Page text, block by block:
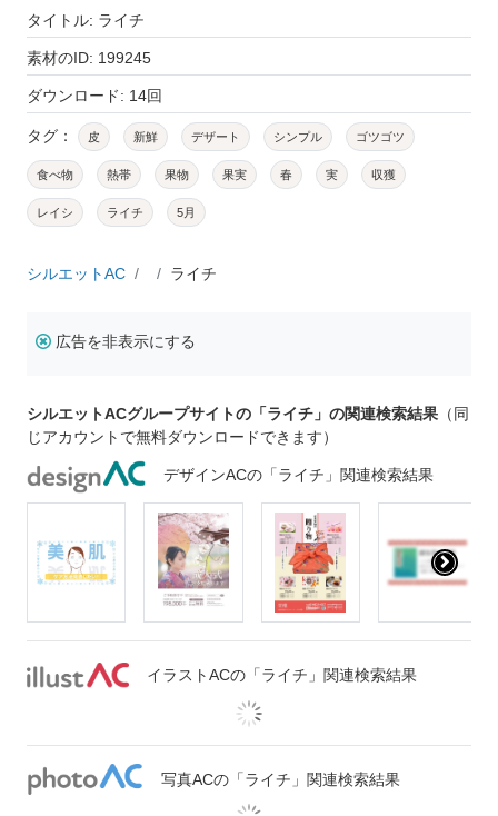
タイトル: ライチ
素材のID: 199245
ダウンロード: 14回
タグ： 皮 新鮮 デザート シンプル ゴツゴツ
食べ物 熱帯 果物 果実 春 実 収獲
レイシ ライチ 5月
シルエットAC ライチ
広告を非表示にする
シルエットACグループサイトの「ライチ」の関連検索結果 （同
じアカウントで無料ダウンロードできます）
デザインACの「ライチ」関連検索結果
イラストACの「ライチ」関連検索結果
写真ACの「ライチ」関連検索結果